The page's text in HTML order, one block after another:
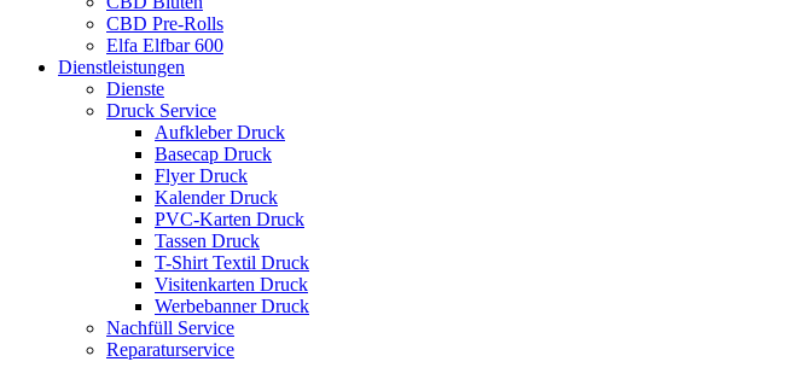
CBD Pre-Rolls
Elfa Elfbar 600
Dienstleistungen
Dienste
Druck Service
Aufkleber Druck
Basecap Druck
Flyer Druck
Kalender Druck
PVC-Karten Druck
Tassen Druck
T-Shirt Textil Druck
Visitenkarten Druck
Werbebanner Druck
Nachfüll Service
Reparaturservice